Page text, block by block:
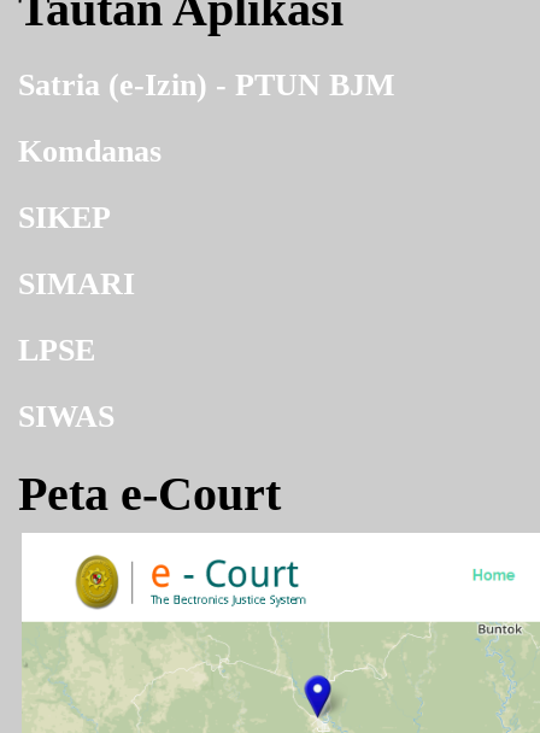
Satria (e-Izin) - PTUN BJM
Komdanas
SIKEP
SIMARI
LPSE
SIWAS
Peta e-Court